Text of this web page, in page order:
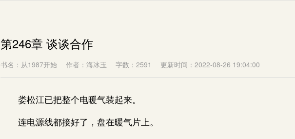
第246章 谈谈合作
书名：从1987开始 作者：海冰玉 字数：2591 更新时间：2022-08-26 19:04:00
娄松江已把整个电暖气装起来。
连电源线都接好了，盘在暖气片上。